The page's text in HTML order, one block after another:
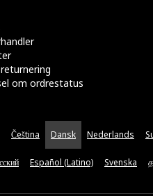
om ordrestatus
Čeština Dansk Nederlands
Español (Latino) Svenska